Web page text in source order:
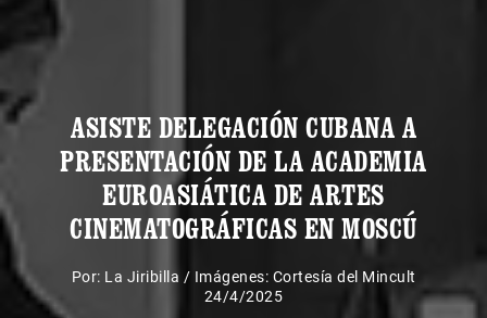
ASISTE DELEGACIÓN CUBANA A
PRESENTACIÓN DE LA ACADEMIA
EUROASIÁTICA DE ARTES
CINEMATOGRÁFICAS EN MOSCÚ
Por: La Jiribilla / Imágenes: Cortesía del Mincult
24/4/2025